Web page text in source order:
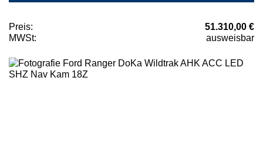
Preis:
51.310,00 €
MWSt:
ausweisbar